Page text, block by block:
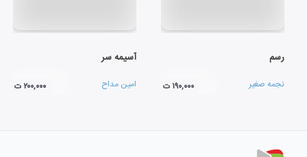
رسم
نجمه صغیر ۱۹۰,۰۰۰ ت
آسیمه سر
امین مداح ۲۰۰,۰۰۰ ت